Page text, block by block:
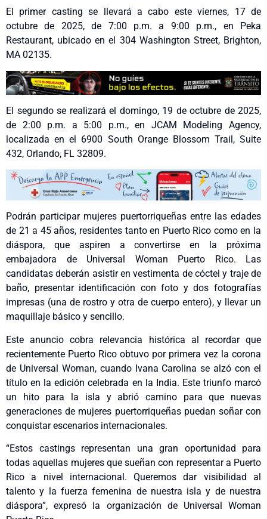
El primer casting se llevará a cabo este viernes, 17 de
octubre de 2025, de 7:00 p.m. a 9:00 p.m., en Peka
Restaurant, ubicado en el 304 Washington Street, Brighton,
MA 02135.
El segundo se realizará el domingo, 19 de octubre de 2025,
de 2:00 p.m. a 5:00 p.m., en JCAM Modeling Agency,
localizada en el 6900 South Orange Blossom Trail, Suite
432, Orlando, FL 32809.
Podrán participar mujeres puertorriqueñas entre las edades
de 21 a 45 años, residentes tanto en Puerto Rico como en la
diáspora, que aspiren a convertirse en la próxima
embajadora de Universal Woman Puerto Rico. Las
candidatas deberán asistir en vestimenta de cóctel y traje de
baño, presentar identificación con foto y dos fotografías
impresas (una de rostro y otra de cuerpo entero), y llevar un
maquillaje básico y sencillo.
Este anuncio cobra relevancia histórica al recordar que
recientemente Puerto Rico obtuvo por primera vez la corona
de Universal Woman, cuando Ivana Carolina se alzó con el
título en la edición celebrada en la India. Este triunfo marcó
un hito para la isla y abrió camino para que nuevas
generaciones de mujeres puertorriqueñas puedan soñar con
conquistar escenarios internacionales.
“Estos castings representan una gran oportunidad para
todas aquellas mujeres que sueñan con representar a Puerto
Rico a nivel internacional. Queremos dar visibilidad al
talento y la fuerza femenina de nuestra isla y de nuestra
diáspora”, expresó la organización de Universal Woman